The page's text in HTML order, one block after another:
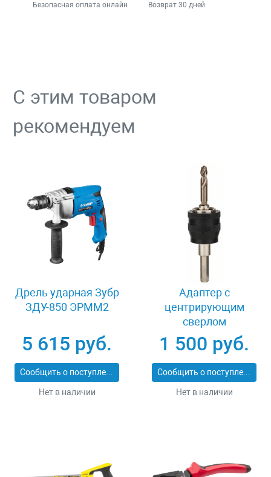
Безопасная оплата онлайн Возврат 30 дней
С этим товаром
рекомендуем
Дрель ударная Зубр
ЗДУ-850 ЭРММ2
5 615 руб.
Сообщить о поступлении
Нет в наличии
Адаптер c
центрирующим
сверлом
шестигранный
хвостовик 8 мм
Bosch Power Change
2608584814
1 500 руб.
Сообщить о поступлении
Нет в наличии